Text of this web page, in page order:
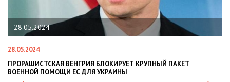
28.05.2024
28.05.2024
ПРОРАШИСТСКАЯ ВЕНГРИЯ БЛОКИРУЕТ КРУПНЫЙ ПАКЕТ
ВОЕННОЙ ПОМОЩИ ЕС ДЛЯ УКРАИНЫ